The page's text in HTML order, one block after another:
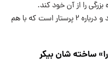
را از آن خود کند.
داستان این فیلم در بمبئی می‌گذرد و درباره ۲ پرستار است که با هم
ساخته شان بیکر